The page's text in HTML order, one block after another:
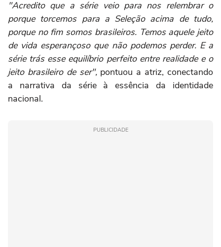
"Acredito que a série veio para nos relembrar o
porque torcemos para a Seleção acima de tudo,
porque no fim somos brasileiros. Temos aquele jeito
de vida esperançoso que não podemos perder. E a
série trás esse equilíbrio perfeito entre realidade e o
jeito brasileiro de ser",pontuou a atriz, conectando
a narrativa da série à essência da identidade
nacional.
PUBLICIDADE